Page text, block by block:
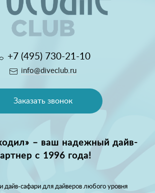
+7 (495) 730-21-10
info@diveclub.ru
Заказать звонок
– ваш надежный дайв-
с 1996 года!
дайв-сафари для дайверов любого уровня